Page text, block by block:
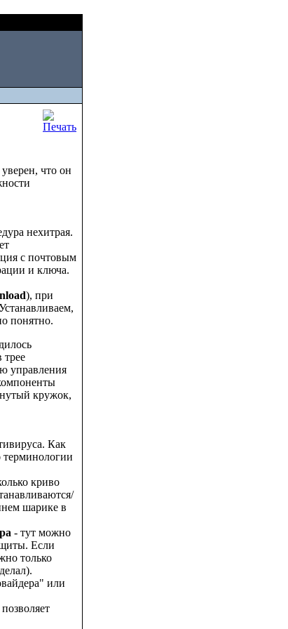
что он
нехитрая.
с почтовым
и ключа.
), при
понятно.
трее
управления
кружок,
Как
терминологии
криво
шарике в
- тут можно
Если
только
или